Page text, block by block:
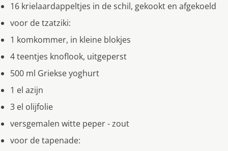
16 krielaardappeltjes in de schil, gekookt en afgekoeld
voor de tzatziki:
1 komkommer, in kleine blokjes
4 teentjes knoflook, uitgeperst
500 ml Griekse yoghurt
1 el azijn
3 el olijfolie
versgemalen witte peper - zout
voor de tapenade: